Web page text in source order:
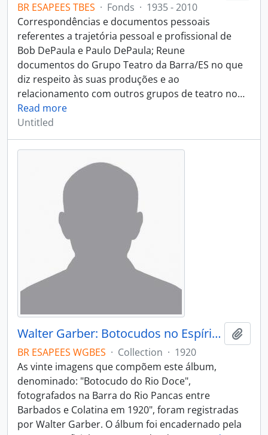
BR ESAPEES TBES · Fonds · 1935 - 2010
Correspondências e documentos pessoais
referentes a trajetória pessoal e profissional de
Bob DePaula e Paulo DePaula; Reune
documentos do Grupo Teatro da Barra/ES no que
diz respeito às suas produções e ao
relacionamento com outros grupos de teatro no…
Read more
Untitled
Walter Garber: Botocudos no Espírito Santo
BR ESAPEES WGBES · Collection · 1920
As vinte imagens que compõem este álbum,
denominado: "Botocudo do Rio Doce",
fotografados na Barra do Rio Pancas entre
Barbados e Colatina em 1920", foram registradas
por Walter Garber. O álbum foi encadernado pela